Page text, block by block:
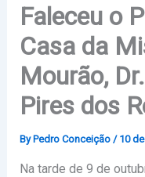
Faleceu o
Casa da
Mourão,
Pires dos
By Pedro Conceição / 10
Na tarde de 9 de